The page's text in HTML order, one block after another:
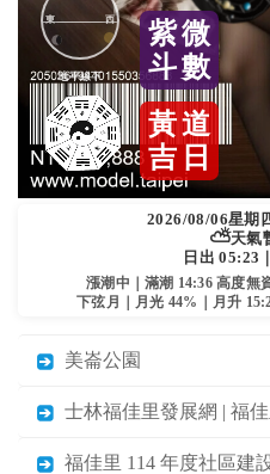
紫微
斗數
黃道
吉 日
東 西
地平線下
2026/08/06星期
⛅天氣
日出 05:23
漲潮中｜滿潮 14:36 高度無
下弦月｜月光 44%｜月升
美崙公園
士林福佳里發展網 | 福
福佳里 114 年度社區建